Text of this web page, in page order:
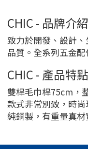
CHIC - 品牌介紹
致力於開發、設計
品質。全系列五金
CHIC - 產品特點
雙桿毛巾桿75cm，
款式非常別致，時
純銅製，有重量真